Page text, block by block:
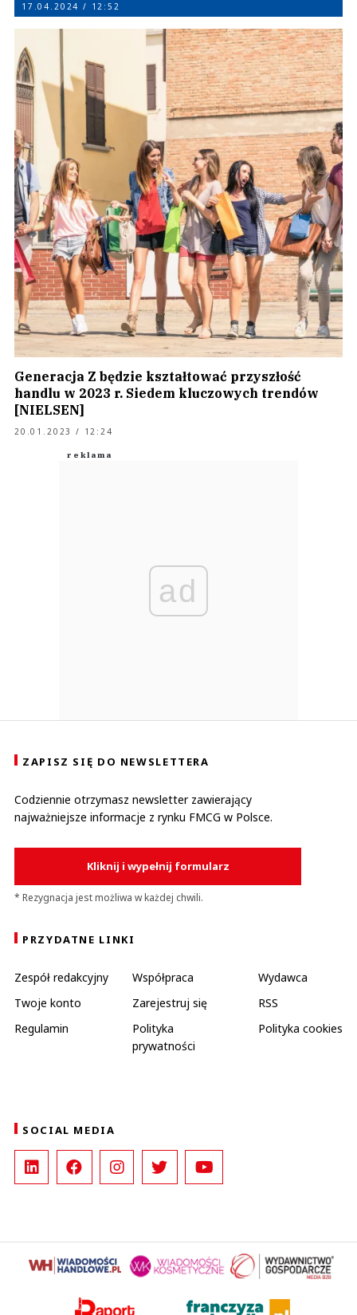
17.04.2024 / 12:52
Generacja Z będzie kształtować przyszłość
handlu w 2023 r. Siedem kluczowych trendów
[NIELSEN]
20.01.2023 / 12:24
ad
ZAPISZ SIĘ DO NEWSLETTERA
Codziennie otrzymasz newsletter zawierający
najważniejsze informacje z rynku FMCG w Polsce.
Kliknij i wypełnij formularz
* Rezygnacja jest możliwa w każdej chwili.
PRZYDATNE LINKI
Zespół redakcyjny Współpraca
Wydawca
Twoje konto
Zarejestruj się
RSS
Regulamin
Polityka
prywatności
Polityka cookies
SOCIAL MEDIA